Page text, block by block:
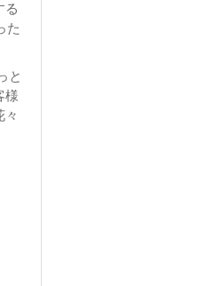
る
た
と
様
々